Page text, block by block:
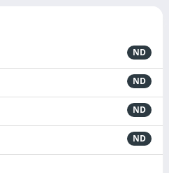
ND
ND
ND
ND